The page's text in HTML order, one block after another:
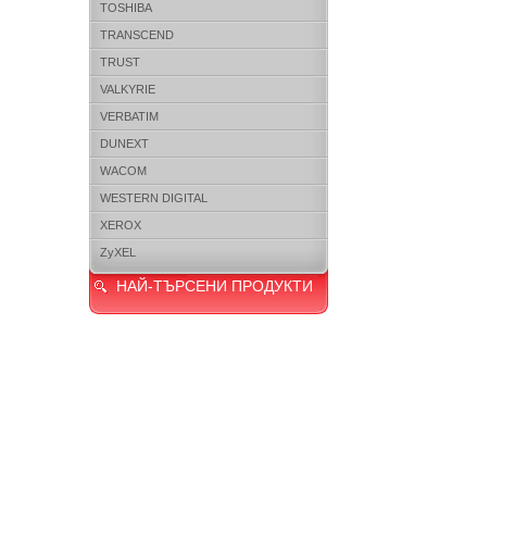
TOSHIBA
TRANSCEND
TRUST
VALKYRIE
VERBATIM
DUNEXT
WACOM
WESTERN DIGITAL
XEROX
ZyXEL
НАЙ-ТЪРСЕНИ ПРОДУКТИ